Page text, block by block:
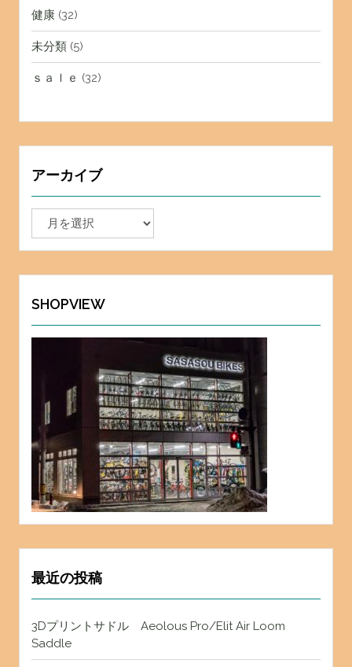
健康(32)
未分類(5)
ｓａｌｅ (32)
アーカイブ
カ
SHOPVIEW
最近の投稿
3Dプリントサドル Aeolous Pro/Elit Air Loom
Saddle